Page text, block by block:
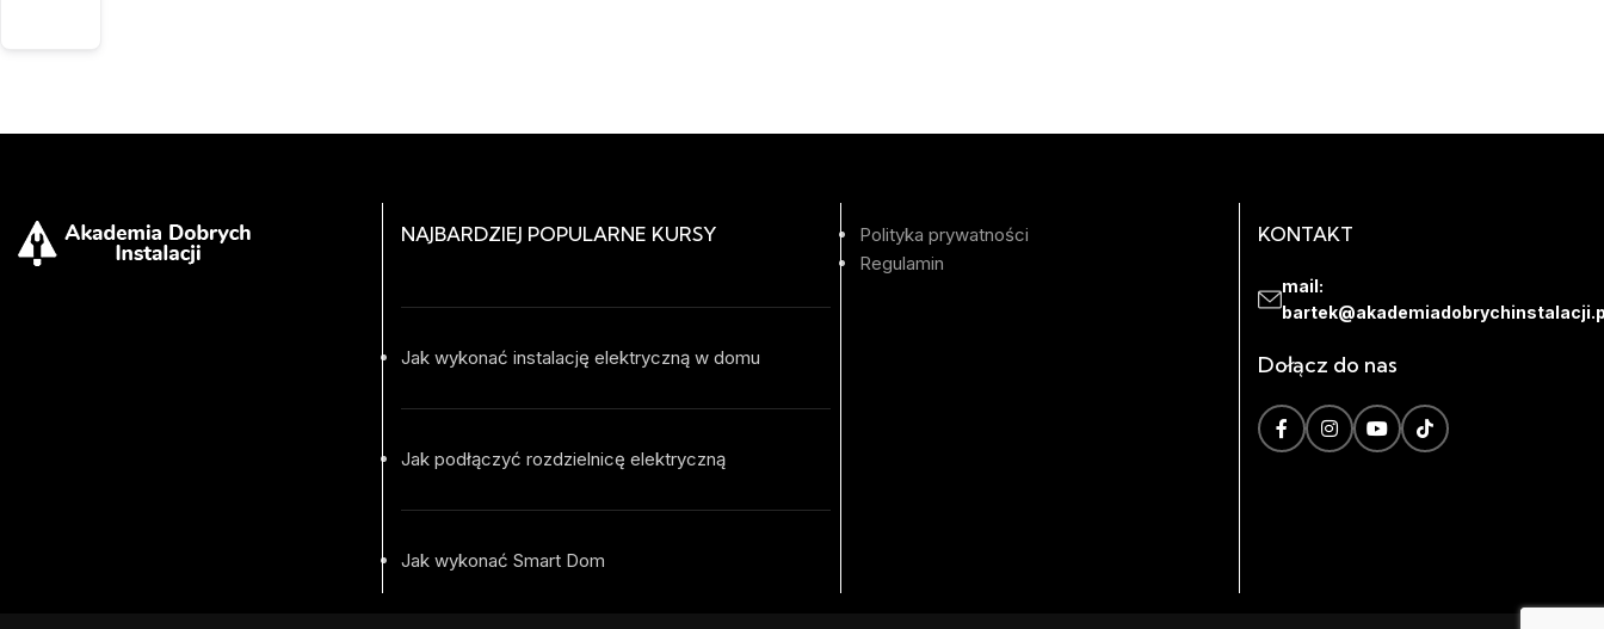
NAJBARDZIEJ POPULARNE KURSY
Jak wykonać instalację elektryczną w domu
Jak podłączyć rozdzielnicę elektryczną
Jak wykonać Smart Dom
Polityka prywatności
Regulamin
KONTAKT
mail:
Dołącz do nas